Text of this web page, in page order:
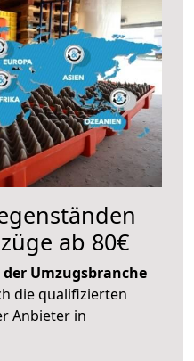
ab 80€
Umzugsbranche
die qualifizierten
Anbieter in